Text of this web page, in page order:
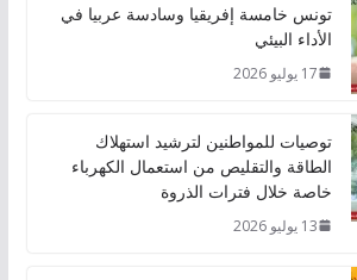
تونس خامسة إفريقيا وسادسة عربيا في
الأداء البيئي
17 يوليو 2026
توصيات للمواطنين لترشيد استهلاك
الطاقة والتقليص من استعمال الكهرباء
خاصة خلال فترات الذروة
13 يوليو 2026